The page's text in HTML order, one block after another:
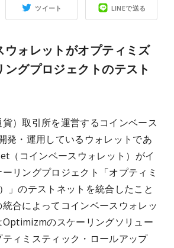
ツイート LINEで送る
ウォレットがオプティミズ
ングプロジェクトのテスト
）取引所を運営するコインベース
発・運用しているウォレットであ
（コインベースウォレット）がイ
リングプロジェクト「オプティミ
」のテストネットを統合したこと
統合によってコインベースウォレッ
Optimizmのスケーリングソリュー
ィミスティック・ロールアップ